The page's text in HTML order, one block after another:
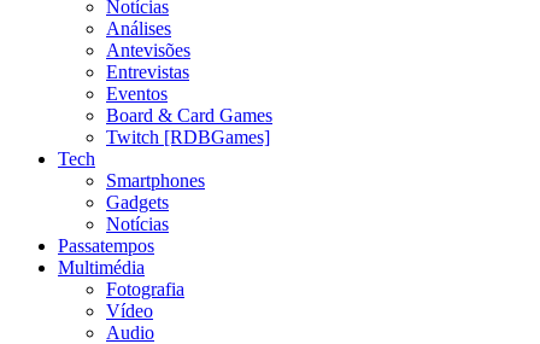
Notícias
Análises
Antevisões
Entrevistas
Eventos
Board & Card Games
Twitch [RDBGames]
Tech
Smartphones
Gadgets
Notícias
Passatempos
Multimédia
Fotografia
Vídeo
Audio